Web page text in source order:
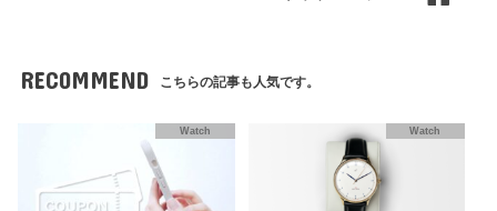
RECOMMEND こちらの記事も人気です。
Watch Watch